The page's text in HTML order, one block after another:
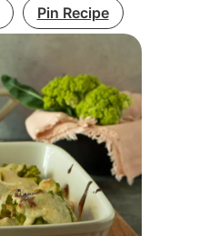
Pin Recipe